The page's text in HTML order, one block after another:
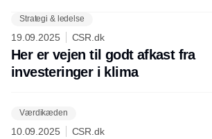
Strategi & ledelse
19.09.2025 CSR.dk
Her er vejen til godt afkast fra
investeringer i klima
Værdikæden
10.09.2025 CSR.dk